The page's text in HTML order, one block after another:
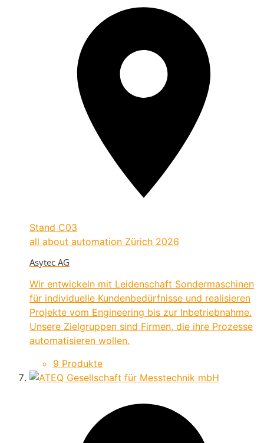
Stand C03
all about automation Zürich 2026
Asytec AG
Wir entwickeln mit Leidenschaft Sondermaschinen
für individuelle Kundenbedürfnisse und realisieren
Projekte vom Engineering bis zur Inbetriebnahme.
Unsere Zielgruppen sind Firmen, die ihre Prozesse
automatisieren wollen.
9 Produkte